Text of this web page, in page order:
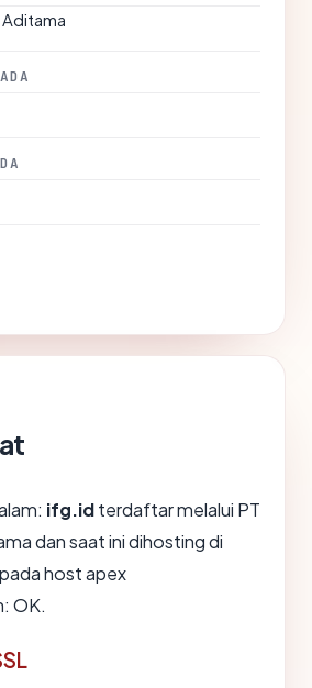
ifg.idterdaftar melalui PT
dan saat ini dihosting di
host apex
OK.